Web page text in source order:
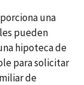
una
pueden
hipoteca de
para solicitar
de